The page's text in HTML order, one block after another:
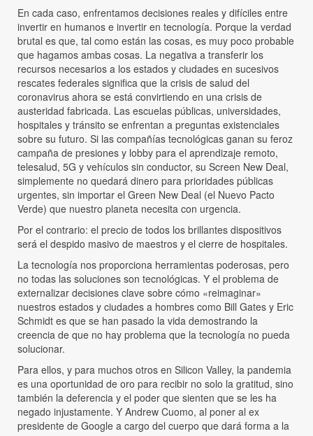
En cada caso, enfrentamos decisiones reales y difíciles entre
invertir en humanos e invertir en tecnología. Porque la verdad
brutal es que, tal como están las cosas, es muy poco probable
que hagamos ambas cosas. La negativa a transferir los
recursos necesarios a los estados y ciudades en sucesivos
rescates federales significa que la crisis de salud del
coronavirus ahora se está convirtiendo en una crisis de
austeridad fabricada. Las escuelas públicas, universidades,
hospitales y tránsito se enfrentan a preguntas existenciales
sobre su futuro. Si las compañías tecnológicas ganan su feroz
campaña de presiones y lobby para el aprendizaje remoto,
telesalud, 5G y vehículos sin conductor, su Screen New Deal,
simplemente no quedará dinero para prioridades públicas
urgentes, sin importar el Green New Deal (el Nuevo Pacto
Verde) que nuestro planeta necesita con urgencia.
Por el contrario: el precio de todos los brillantes dispositivos
será el despido masivo de maestros y el cierre de hospitales.
La tecnología nos proporciona herramientas poderosas, pero
no todas las soluciones son tecnológicas. Y el problema de
externalizar decisiones clave sobre cómo «reimaginar»
nuestros estados y ciudades a hombres como Bill Gates y Eric
Schmidt es que se han pasado la vida demostrando la
creencia de que no hay problema que la tecnología no pueda
solucionar.
Para ellos, y para muchos otros en Silicon Valley, la pandemia
es una oportunidad de oro para recibir no solo la gratitud, sino
también la deferencia y el poder que sienten que se les ha
negado injustamente. Y Andrew Cuomo, al poner al ex
presidente de Google a cargo del cuerpo que dará forma a la